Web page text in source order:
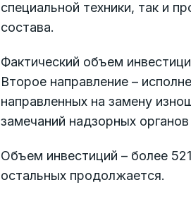
специальной техники, так и
состава.
Фактический объем
Второе направление –
направленных на замену
замечаний надзорных
Объем инвестиций – более
остальных продолжается.